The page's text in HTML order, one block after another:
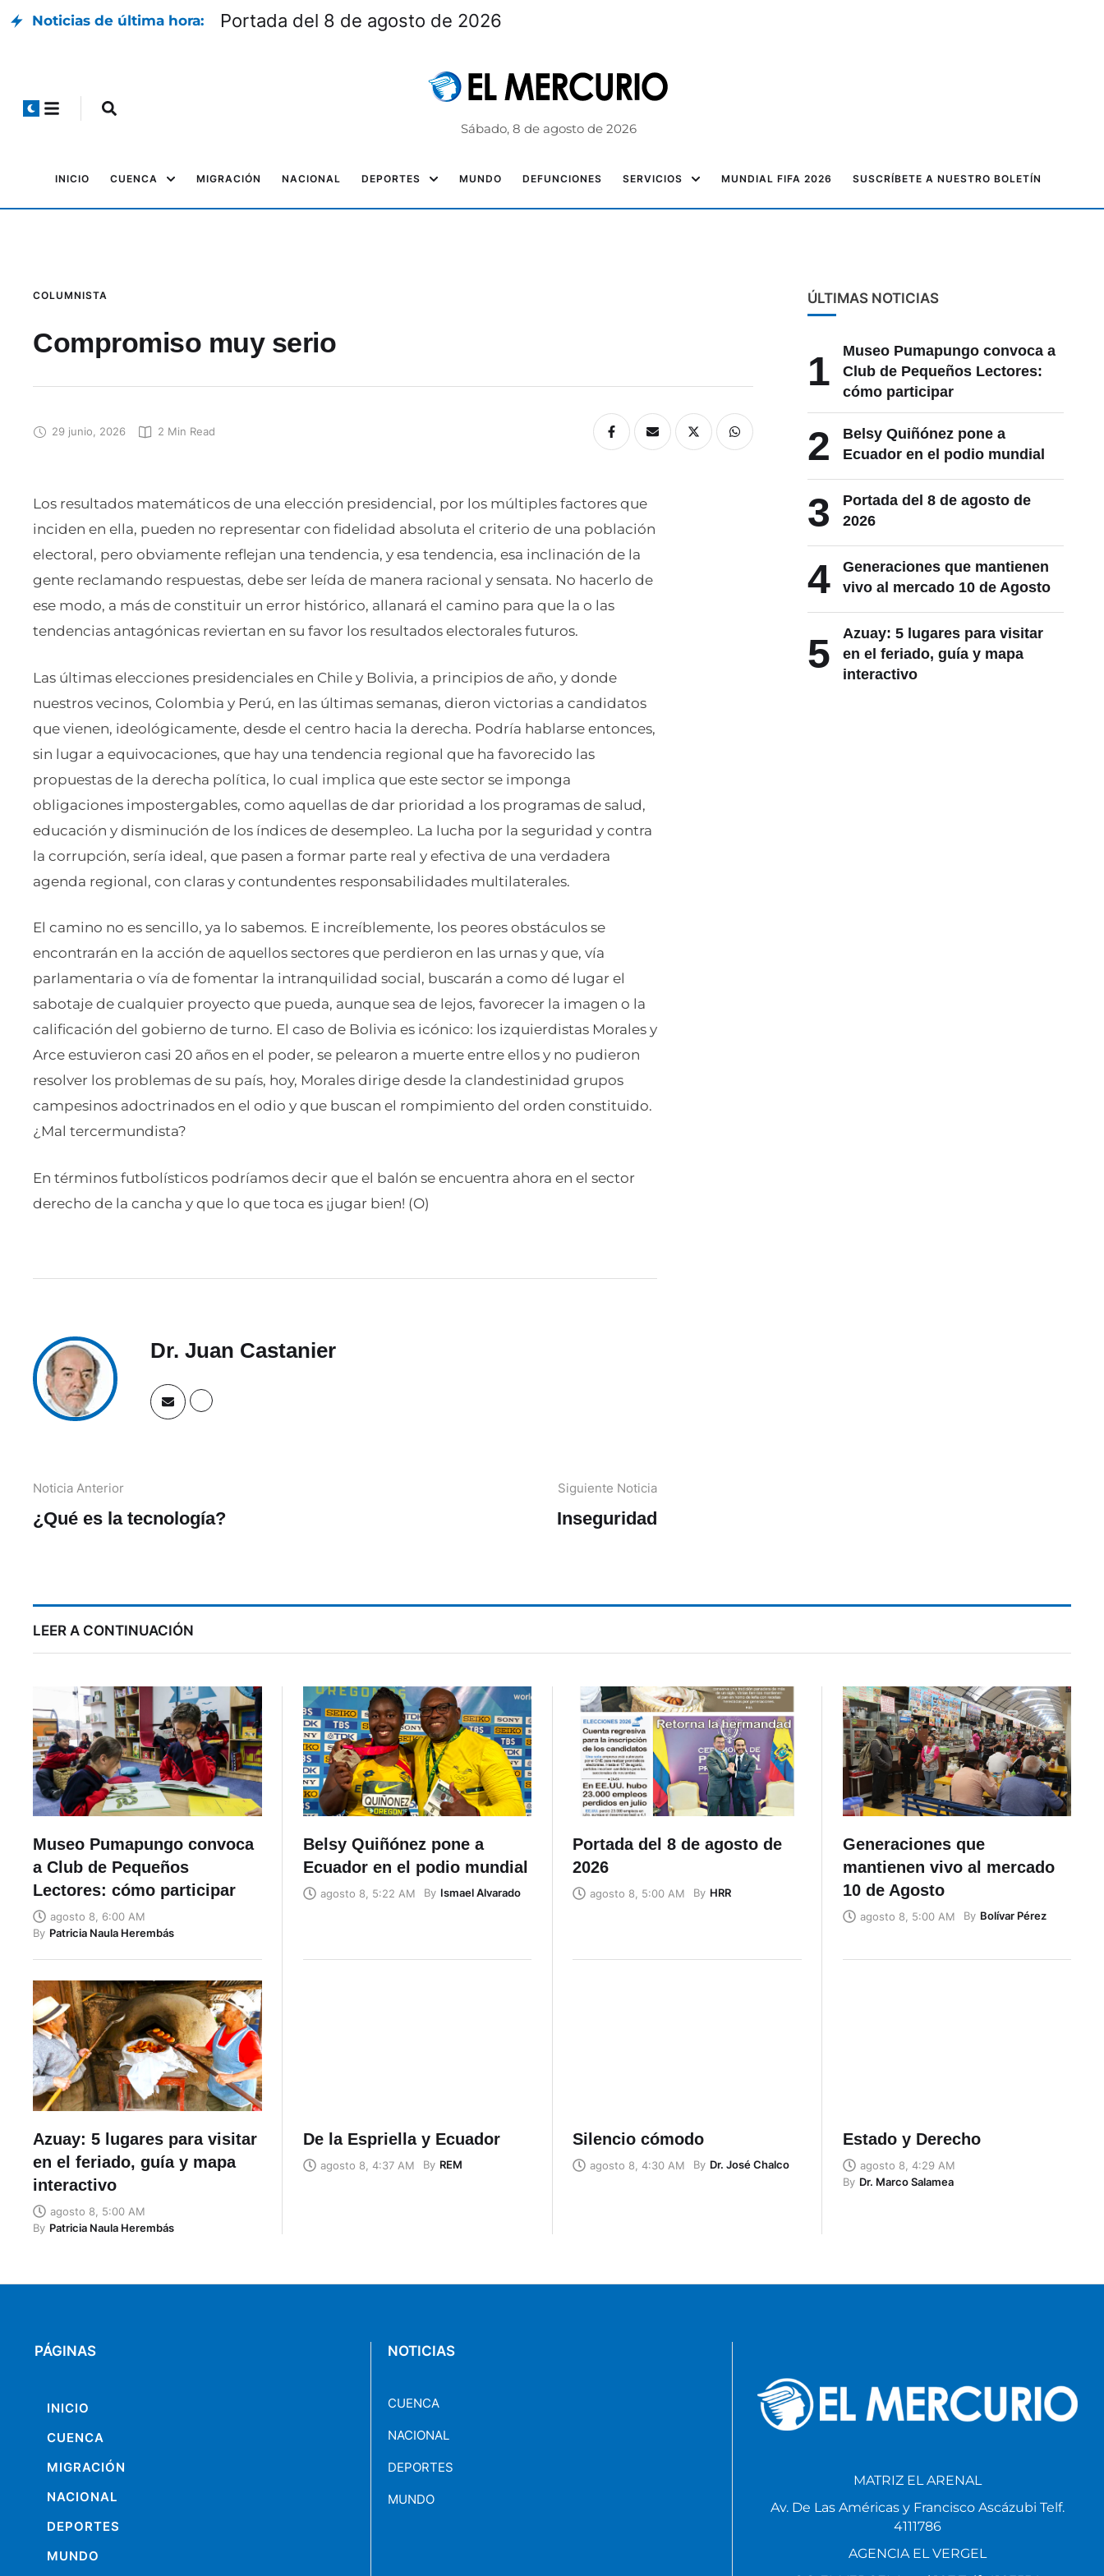
Noticias de última hora: Portada del 8 de agosto de 2026
Sábado, 8 de agosto de 2026
INICIO CUENCA MIGRACIÓN NACIONAL DEPORTES MUNDO DEFUNCIONES SERVICIOS MUNDIAL FIFA 2026 SUSCRÍBETE A NUESTRO BOLETÍN
COLUMNISTA
Compromiso muy serio
29 junio, 2026 2 Min Read
Los resultados matemáticos de una elección presidencial, por los múltiples factores que
inciden en ella, pueden no representar con fidelidad absoluta el criterio de una población
electoral, pero obviamente reflejan una tendencia, y esa tendencia, esa inclinación de la
gente reclamando respuestas, debe ser leída de manera racional y sensata. No hacerlo de
ese modo, a más de constituir un error histórico, allanará el camino para que la o las
tendencias antagónicas reviertan en su favor los resultados electorales futuros.
Las últimas elecciones presidenciales en Chile y Bolivia, a principios de año, y donde
nuestros vecinos, Colombia y Perú, en las últimas semanas, dieron victorias a candidatos
que vienen, ideológicamente, desde el centro hacia la derecha. Podría hablarse entonces,
sin lugar a equivocaciones, que hay una tendencia regional que ha favorecido las
propuestas de la derecha política, lo cual implica que este sector se imponga
obligaciones impostergables, como aquellas de dar prioridad a los programas de salud,
educación y disminución de los índices de desempleo. La lucha por la seguridad y contra
la corrupción, sería ideal, que pasen a formar parte real y efectiva de una verdadera
agenda regional, con claras y contundentes responsabilidades multilaterales.
El camino no es sencillo, ya lo sabemos. E increíblemente, los peores obstáculos se
encontrarán en la acción de aquellos sectores que perdieron en las urnas y que, vía
parlamentaria o vía de fomentar la intranquilidad social, buscarán a como dé lugar el
sabotaje de cualquier proyecto que pueda, aunque sea de lejos, favorecer la imagen o la
calificación del gobierno de turno. El caso de Bolivia es icónico: los izquierdistas Morales y
Arce estuvieron casi 20 años en el poder, se pelearon a muerte entre ellos y no pudieron
resolver los problemas de su país, hoy, Morales dirige desde la clandestinidad grupos
campesinos adoctrinados en el odio y que buscan el rompimiento del orden constituido.
¿Mal tercermundista?
En términos futbolísticos podríamos decir que el balón se encuentra ahora en el sector
derecho de la cancha y que lo que toca es ¡jugar bien! (O)
Dr. Juan Castanier
Noticia Anterior
¿Qué es la tecnología?
Siguiente Noticia
Inseguridad
ÚLTIMAS NOTICIAS
1
Museo Pumapungo convoca a
Club de Pequeños Lectores:
cómo participar
2
Belsy Quiñónez pone a
Ecuador en el podio mundial
3
Portada del 8 de agosto de
2026
4
Generaciones que mantienen
vivo al mercado 10 de Agosto
5
Azuay: 5 lugares para visitar
en el feriado, guía y mapa
interactivo
LEER A CONTINUACIÓN
Museo Pumapungo convoca
a Club de Pequeños
Lectores: cómo participar
agosto 8, 6:00 AM
By Patricia Naula Herembás
Belsy Quiñónez pone a
Ecuador en el podio mundial
agosto 8, 5:22 AM By Ismael Alvarado
Portada del 8 de agosto de
2026
agosto 8, 5:00 AM By HRR
Generaciones que
mantienen vivo al mercado
10 de Agosto
agosto 8, 5:00 AM By Bolívar Pérez
Azuay: 5 lugares para visitar
en el feriado, guía y mapa
interactivo
agosto 8, 5:00 AM
By Patricia Naula Herembás
De la Espriella y Ecuador
agosto 8, 4:37 AM By REM
Silencio cómodo
agosto 8, 4:30 AM By Dr. José Chalco
Estado y Derecho
agosto 8, 4:29 AM
By Dr. Marco Salamea
PÁGINAS
INICIO
CUENCA
MIGRACIÓN
NACIONAL
DEPORTES
MUNDO
NOTICIAS
CUENCA
NACIONAL
DEPORTES
MUNDO
MATRIZ EL ARENAL
Av. De Las Américas y Francisco Ascázubi Telf.
4111786
AGENCIA EL VERGEL